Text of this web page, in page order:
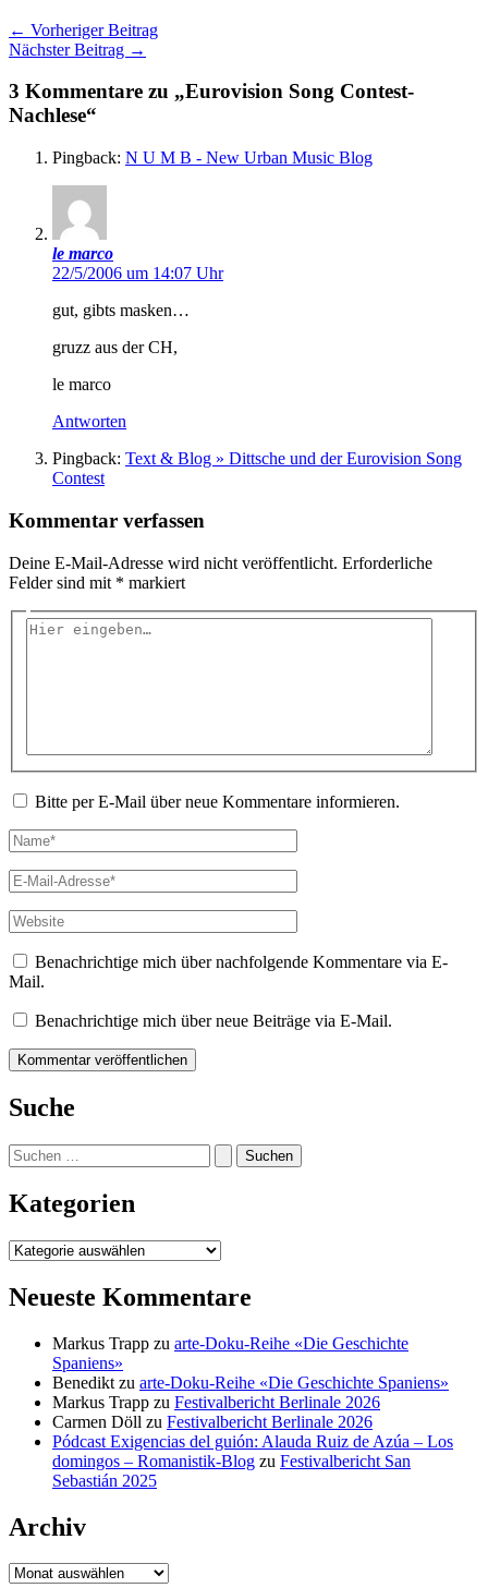
← Vorheriger Beitrag
Nächster Beitrag →
3 Kommentare zu „Eurovision Song Contest-
Nachlese“
Pingback: N U M B - New Urban Music Blog
le marco
22/5/2006 um 14:07 Uhr
gut, gibts masken…
gruzz aus der CH,
le marco
Antworten
Pingback: Text & Blog » Dittsche und der Eurovision Song
Contest
Kommentar verfassen
Deine E-Mail-Adresse wird nicht veröffentlicht. Erforderliche
Felder sind mit * markiert
Hier
Bitte per E-Mail über neue Kommentare informieren.
Name*
E-
Mail-
Adresse*
Website
Benachrichtige mich über nachfolgende Kommentare via E-
Mail.
Benachrichtige mich über neue Beiträge via E-Mail.
Suche
Suchen
nach:
Kategorien
Kategorien
Neueste Kommentare
Markus Trapp zu arte-Doku-Reihe «Die Geschichte
Spaniens»
Benedikt zu arte-Doku-Reihe «Die Geschichte Spaniens»
Markus Trapp zu Festivalbericht Berlinale 2026
Carmen Döll zu Festivalbericht Berlinale 2026
Pódcast Exigencias del guión: Alauda Ruiz de Azúa – Los
domingos – Romanistik-Blog zu Festivalbericht San
Sebastián 2025
Archiv
Archiv